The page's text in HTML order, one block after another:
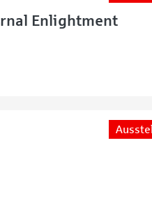
Enlightment